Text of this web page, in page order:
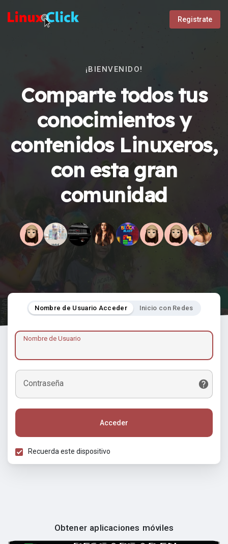
Registrate
¡BIENVENIDO!
Comparte todos tus
conocimientos y
contenidos Linuxeros,
con esta gran
comunidad
Nombre de Usuario Acceder Inicio con Redes
Nombre de Usuario
Contraseña
Acceder
Recuerda este dispositivo
Obtener aplicaciones móviles